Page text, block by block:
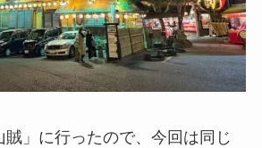
」に行ったので、今回は同じ